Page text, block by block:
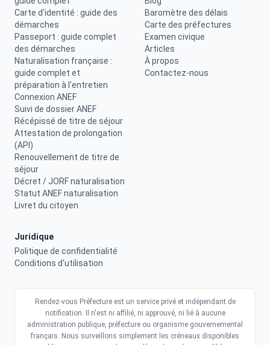
Carte d'identité : guide des
démarches
Passeport : guide complet
des démarches
Naturalisation française :
guide complet et
préparation à l'entretien
Connexion ANEF
Suivi de dossier ANEF
Récépissé de titre de séjour
Attestation de prolongation
(API)
Renouvellement de titre de
séjour
Décret / JORF naturalisation
Statut ANEF naturalisation
Livret du citoyen
Baromètre des délais
Carte des préfectures
Examen civique
Articles
À propos
Contactez-nous
Juridique
Politique de confidentialité
Conditions d'utilisation
Rendez-vous Préfecture est un service privé et indépendant de
notification. Il n'est ni affilié, ni approuvé, ni lié à aucune
administration publique, préfecture ou organisme gouvernemental
français. Nous surveillons simplement les créneaux disponibles